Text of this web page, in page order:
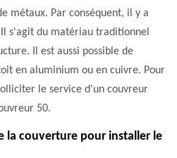
métaux. Par conséquent, il y a
s'agit du matériau traditionnel
Il est aussi possible de
en aluminium ou en cuivre. Pour
le service d'un couvreur
50.
la couverture pour installer le